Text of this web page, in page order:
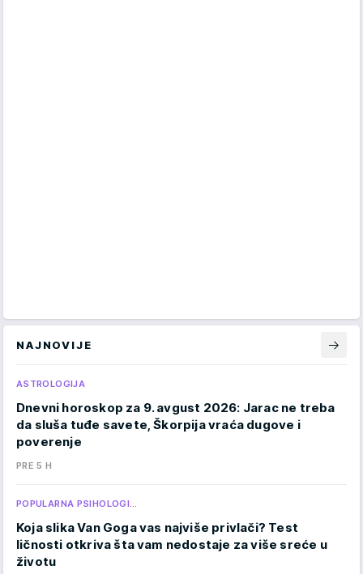
NAJNOVIJE
ASTROLOGIJA
Dnevni horoskop za 9. avgust 2026: Jarac ne treba
da sluša tuđe savete, Škorpija vraća dugove i
poverenje
PRE 5 H
POPULARNA PSIHOLOGI…
Koja slika Van Goga vas najviše privlači? Test
ličnosti otkriva šta vam nedostaje za više sreće u
životu